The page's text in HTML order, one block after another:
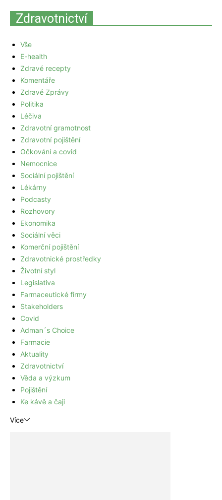
Zdravotnictví
Vše
E-health
Zdravé recepty
Komentáře
Zdravé Zprávy
Politika
Léčiva
Zdravotní gramotnost
Zdravotní pojištění
Očkování a covid
Nemocnice
Sociální pojištění
Lékárny
Podcasty
Rozhovory
Ekonomika
Sociální věci
Komerční pojištění
Zdravotnické prostředky
Životní styl
Legislativa
Farmaceutické firmy
Stakeholders
Covid
Adman´s Choice
Farmacie
Aktuality
Zdravotnictví
Věda a výzkum
Pojištění
Ke kávě a čaji
Více